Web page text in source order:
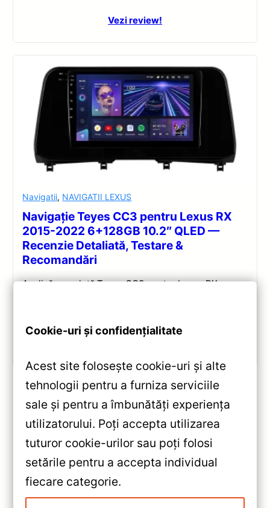
Vezi review!
Navigatii, NAVIGATII LEXUS
Navigație Teyes CC3 pentru Lexus RX
2015-2022 6+128GB 10.2″ QLED —
Recenzie Detaliată, Testare &
Recomandări
Analiză completă Teyes CC3 pentru Lexus RX:
«Navigatie Auto Teyes CC3L
WiFi Ford F150 2015-2020 —
Recenzie Detaliată, Testare &
Recomandări
Navigație Teyes CC3 2K Ford
Cookie-uri și confidențialitate
Acest site folosește cookie-uri și alte
tehnologii pentru a furniza serviciile
sale și pentru a îmbunătăți experiența
utilizatorului. Poți accepta utilizarea
tuturor cookie-urilor sau poți folosi
setările pentru a accepta individual
fiecare categorie.